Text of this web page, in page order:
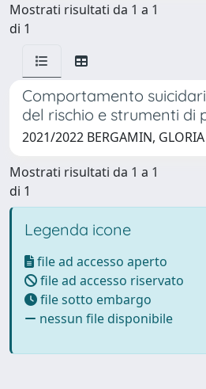
Mostrati risultati da 1 a 1
di 1
Comportamento
del rischio e strumenti di
2021/2022 BERGAMIN, GLORIA
Mostrati risultati da 1 a 1
di 1
Legenda icone
file ad accesso aperto
file ad accesso riservato
file sotto embargo
nessun file disponibile